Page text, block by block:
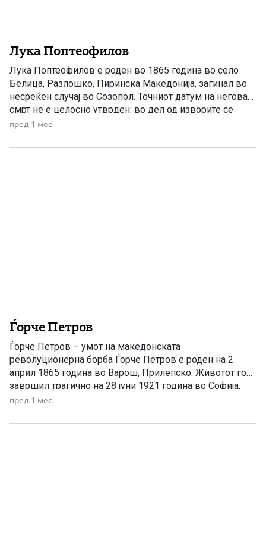
Лука Поптеофилов
Лука Поптеофилов е роден во 1865 година во село
Белица, Разлошко, Пиринска Македонија, загинал во
несреќен случај во Созопол. Точниот датум на неговата
смрт не е целосно утврден: во дел од изворите се
наведува јуни 1911 година, а во други 20 октомври
кој ја ширеше македонската револуционерна […]
пред 1 мес.
Ѓорче Петров
Ѓорче Петров – умот на македонската
револуционерна борба Ѓорче Петров е роден на 2
април 1865 година во Варош, Прилепско. Животот го
завршил трагично на 28 јуни 1921 година во Софија,
каде бил убиен во атентат. Ѓорче Петров беше еден од
организатори на македонското ослободително
пред 1 мес.